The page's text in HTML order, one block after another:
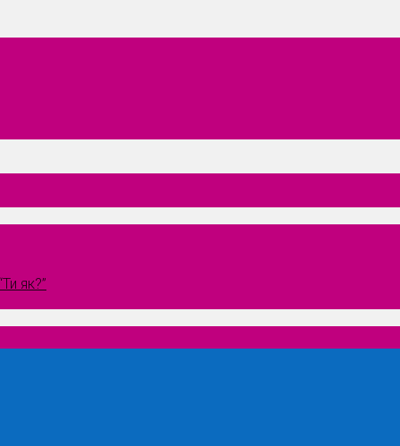
як?”